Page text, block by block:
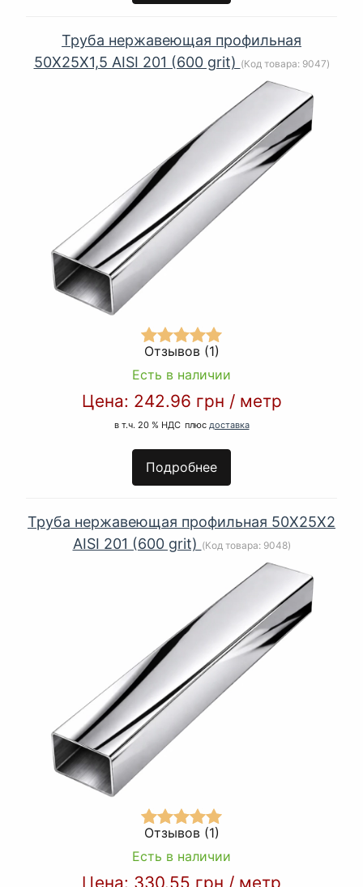
Труба нержавеющая профильная
50Х25Х1,5 AISI 201 (600 grit) (Код товара: 9047)
Отзывов (1)
Есть в наличии
Цена: 242.96 грн / метр
в т.ч. 20 % НДС плюс доставка
Подробнее
Труба нержавеющая профильная 50Х25Х2
AISI 201 (600 grit) (Код товара: 9048)
Отзывов (1)
Есть в наличии
Цена: 330.55 грн / метр